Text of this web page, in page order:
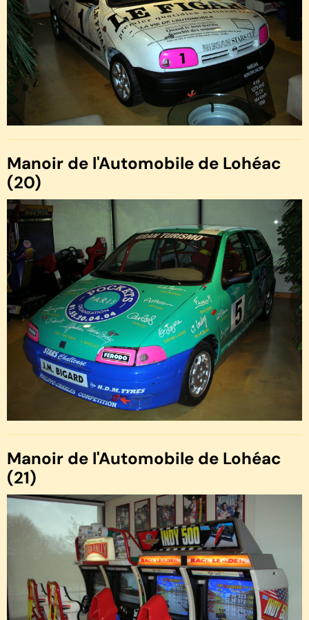
Manoir de l'Automobile de Lohéac
(20)
Manoir de l'Automobile de Lohéac
(21)